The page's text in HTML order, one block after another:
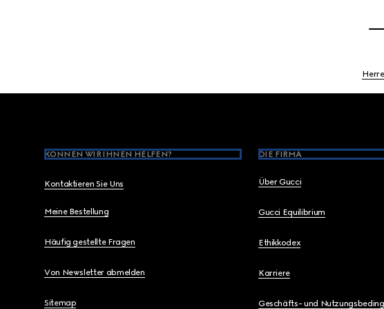
KÖNNEN WIR IHNEN HELFEN?
Kontaktieren Sie Uns
Meine Bestellung
Häufig gestellte Fragen
Von Newsletter abmelden
Sitemap
DIE FIRMA
Über Gucci
Gucci Equilibrium
Ethikkodex
Karriere
Geschäfts- und